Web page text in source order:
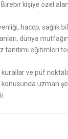
kişiye özel
haccp,
dünya
tanıtımı eğitimleri
ve püf
uzman